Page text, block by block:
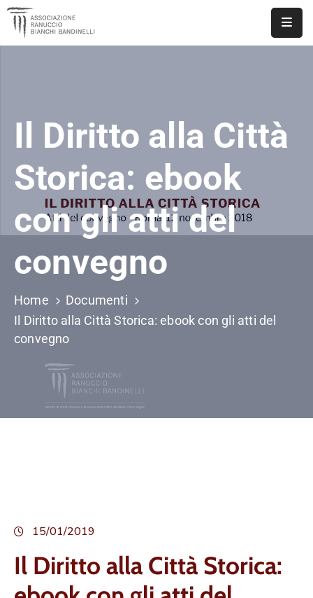
DOCUMENTI
PUBBLICAZIONI
CONTATTI
Il Diritto alla Città
Storica: ebook
con gli atti del
convegno
Home
Documenti
Il Diritto alla Città Storica: ebook con gli atti del
convegno
15/01/2019
Il Diritto alla Città Storica: